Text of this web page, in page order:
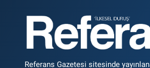
Referans Gazetesi sitesinde